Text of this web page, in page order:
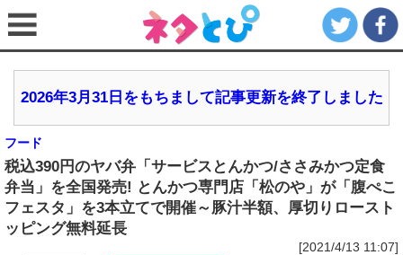
2026年3月31日をもちまして記事更新を終了しました
フード
税込390円のヤバ弁「サービスとんかつ/ささみかつ定食
弁当」を全国発売! とんかつ専門店「松のや」が「腹ぺこ
フェスタ」を3本立てで開催～豚汁半額、厚切りロースト
ッピング無料延長
[2021/4/13 11:07]